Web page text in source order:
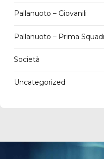
Pallanuoto – Giovanili
Pallanuoto – Prima
Società
Uncategorized